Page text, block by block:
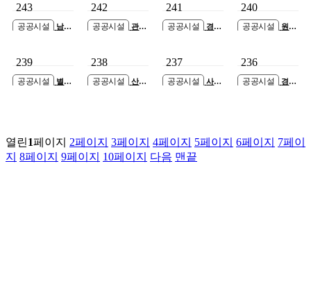
축공사
사 설계용역
243
공공시설
역
242
공공시설
관세
241
공공시설
사
240
공공시설
239
공공시설
238
공공시설
산곡
237
공공시설
사택
236
공공시설
열린1페이지 2페이지 3페이지 4페이지 5페이지 6페이지 7페이
지 8페이지 9페이지 10페이지 다음 맨끝